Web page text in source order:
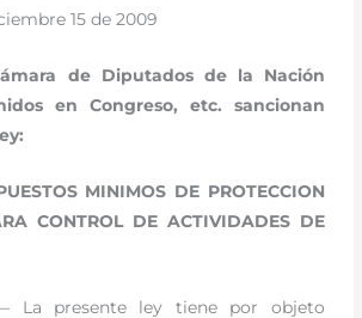
15 de 2009
de Diputados de la Nación
en Congreso, etc. sancionan
MINIMOS DE PROTECCION
CONTROL DE ACTIVIDADES DE
La presente ley tiene por objeto